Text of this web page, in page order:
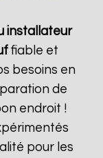
installateur
fiable et
besoins en
de
endroit !
pour les